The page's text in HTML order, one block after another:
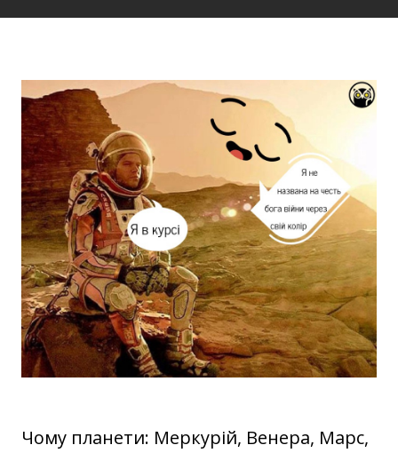
Чому планети: Меркурій, Венера, Марс,